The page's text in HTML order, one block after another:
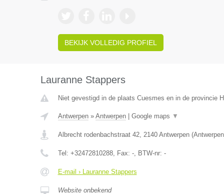
BEKIJK VOLLEDIG PROFIEL
Lauranne Stappers
Niet gevestigd in de plaats Cuesmes en in de provincie
Antwerpen» Antwerpen| Google maps ▼
Albrecht rodenbachstraat 42, 2140 Antwerpen(Antwerpen
Tel: +32472810288, Fax: -, BTW-nr: -
E-mail › Lauranne Stappers
Website onbekend